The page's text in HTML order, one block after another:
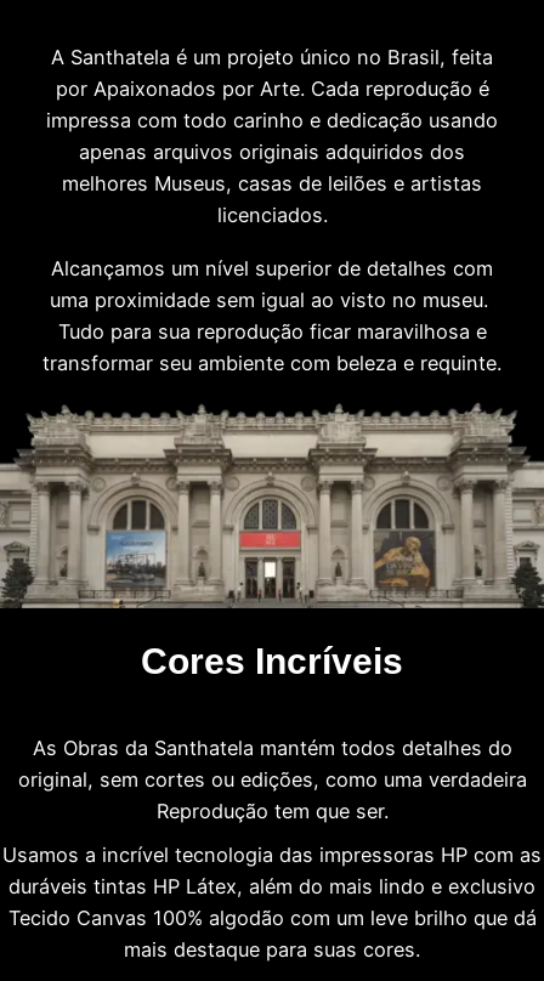
A Santhatela é um projeto único no Brasil, feita
por Apaixonados por Arte. Cada reprodução é
impressa com todo carinho e dedicação usando
apenas arquivos originais adquiridos dos
melhores Museus, casas de leilões e artistas
licenciados.
Alcançamos um nível superior de detalhes com
uma proximidade sem igual ao visto no museu.
Tudo para sua reprodução ficar maravilhosa e
transformar seu ambiente com beleza e requinte.
Cores Incríveis
As Obras da Santhatela mantém todos detalhes do
original, sem cortes ou edições, como uma verdadeira
Reprodução tem que ser.
Usamos a incrível tecnologia das impressoras HP com as
duráveis tintas HP Látex, além do mais lindo e exclusivo
Tecido Canvas 100% algodão com um leve brilho que dá
mais destaque para suas cores.